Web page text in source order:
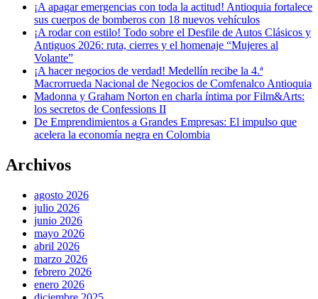
¡A apagar emergencias con toda la actitud! Antioquia fortalece
sus cuerpos de bomberos con 18 nuevos vehículos
¡A rodar con estilo! Todo sobre el Desfile de Autos Clásicos y
Antiguos 2026: ruta, cierres y el homenaje “Mujeres al
Volante”
¡A hacer negocios de verdad! Medellín recibe la 4.ª
Macrorrueda Nacional de Negocios de Comfenalco Antioquia
Madonna y Graham Norton en charla íntima por Film&Arts:
los secretos de Confessions II
De Emprendimientos a Grandes Empresas: El impulso que
acelera la economía negra en Colombia
Archivos
agosto 2026
julio 2026
junio 2026
mayo 2026
abril 2026
marzo 2026
febrero 2026
enero 2026